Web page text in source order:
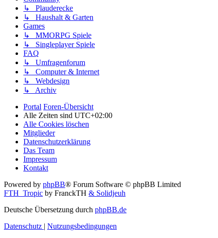
↳ Plauderecke
↳ Haushalt & Garten
Games
↳ MMORPG Spiele
↳ Singleplayer Spiele
FAQ
↳ Umfragenforum
↳ Computer & Internet
↳ Webdesign
↳ Archiv
Portal Foren-Übersicht
Alle Zeiten sind UTC+02:00
Alle Cookies löschen
Mitglieder
Datenschutzerklärung
Das Team
Impressum
Kontakt
Powered by phpBB® Forum Software © phpBB Limited
FTH_Tropic by FranckTH & Solidjeuh
Deutsche Übersetzung durch phpBB.de
Datenschutz | Nutzungsbedingungen